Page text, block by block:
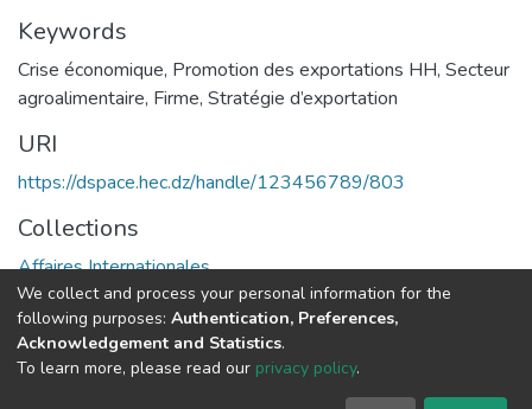
Keywords
Crise économique, Promotion des exportations HH, Secteur
agroalimentaire, Firme, Stratégie d’exportation
URI
https://dspace.hec.dz/handle/123456789/803
Collections
Affaires Internationales
Full item page
DSpace software copyright © 2002-2026
We collect and process your personal information for the
following purposes: Authentication, Preferences,
Acknowledgement and Statistics.
To learn more, please read our privacy policy.